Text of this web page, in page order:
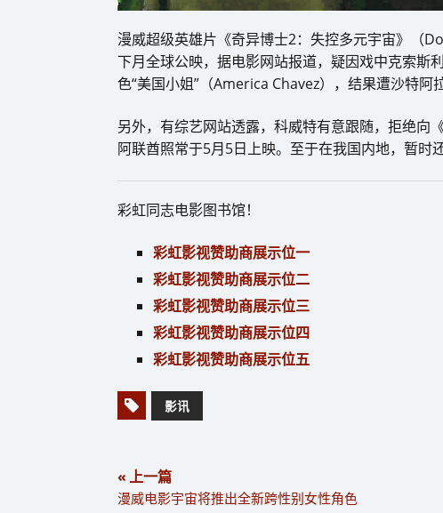
漫威超级英雄片《奇异博士2：失控多元宇宙》（
下月全球公映，据电影网站报道，疑因戏中克索斯
色“美国小姐”（America Chavez），结果遭沙特阿
另外，有综艺网站透露，科威特有意跟随，拒绝向
阿联酋照常于5月5日上映。至于在我国内地，暂时
彩虹同志电影图书馆！
彩虹影视赞助商展示位一
彩虹影视赞助商展示位二
彩虹影视赞助商展示位三
彩虹影视赞助商展示位四
彩虹影视赞助商展示位五
影讯
« 上一篇
漫威电影宇宙将推出全新跨性别女性角色